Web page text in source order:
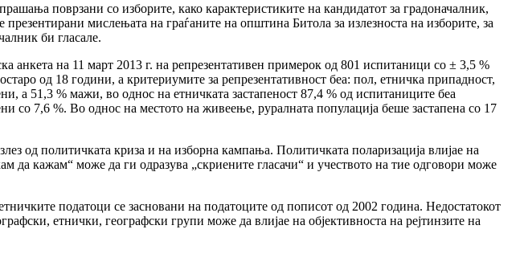
поврзани со изборите, како карактеристиките на кандидатот за градоначалник,
мислењата на граѓаните на општина Битола за излезноста на изборите, за
би гласале.
анкета на 11 март 2013 г. на репрезентативен примерок од 801 испитаници со ± 3,5 %
од 18 години, а критериумите за репрезентативност беа: пол, етничка припадност,
а 51,3 % мажи, во однос на етничката застапеност 87,4 % од испитаниците беа
со 7,6 %. Во однос на местото на живеење, руралната популација беше застапена со 17
од политичката криза и на изборна кампања. Политичката поларизација влијае на
да кажам“ може да ги одразува „скриените гласачи“ и учеството на тие одговори може
податоци се засновани на податоците од пописот од 2002 година. Недостатокот
етнички, географски групи може да влијае на објективноста на рејтинзите на